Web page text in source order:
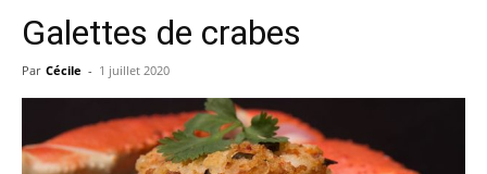
Galettes de crabes
Par Cécile - 1 juillet 2020